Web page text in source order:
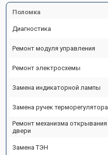
Поломка
Диагностика
Ремонт модуля управления
Ремонт электросхемы
Замена индикаторной лампы
Замена ручек терморегулятора
Ремонт механизма открывания
двери
Замена ТЭН